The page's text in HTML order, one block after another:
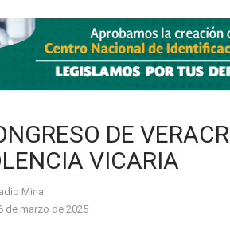
DE
VICARIA
Mina
de marzo de 2025